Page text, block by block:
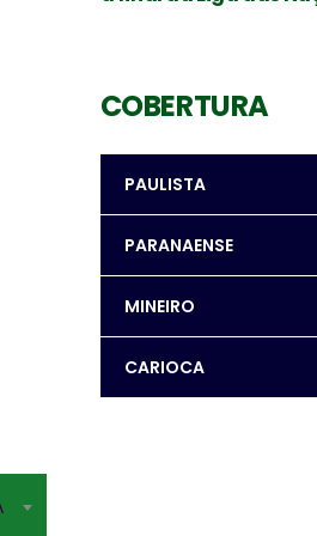
COBERTURA
PAULISTA
PARANAENSE
MINEIRO
CARIOCA